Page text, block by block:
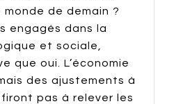
de demain ?
engagés dans la
et sociale,
que oui. L’économie
des ajustements à
pas à relever les